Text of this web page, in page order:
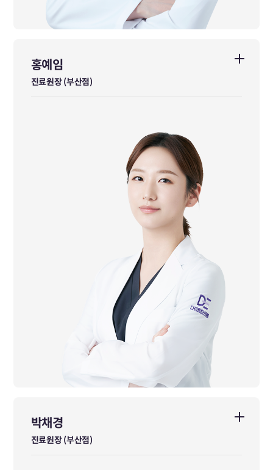
홍예임
진료원장 (부산점)
홍예임
진료원장 (부산점)
前 튼튼마디한의원 부산서면점 원장
박채경
진료원장 (부산점)
박채경
진료원장 (부산점)